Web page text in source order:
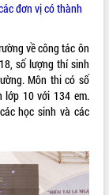
đơn vị có thành
về công tác ôn
số lượng thí sinh
Môn thi có số
lớp 10 với 134 em.
học sinh và các